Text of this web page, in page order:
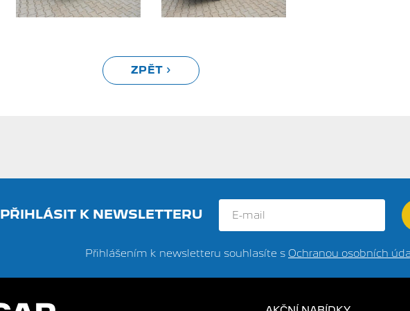
ZPĚT
PŘIHLÁSIT K NEWSLETTERU
Přihlášením k newsletteru souhlasíte s Ochranou osobních